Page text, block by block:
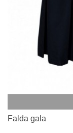
Falda gala